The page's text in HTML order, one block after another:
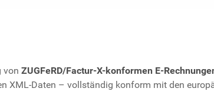
von ZUGFeRD/Factur-X-konformen E-
XML-Daten – vollständig konform mit den